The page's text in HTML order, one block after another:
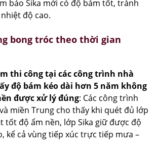
bảo Sika mới có độ bám tốt, tránh
độ cao.
bong tróc theo thời gian
thi công tại các công trình nhà
độ bám kéo dài hơn 5 năm không
được xử lý đúng: Các công trình
miền Trung cho thấy khi quét đủ lớp
tốt độ ẩm nền, lớp Sika giữ được độ
kể cả vùng tiếp xúc trực tiếp mưa –